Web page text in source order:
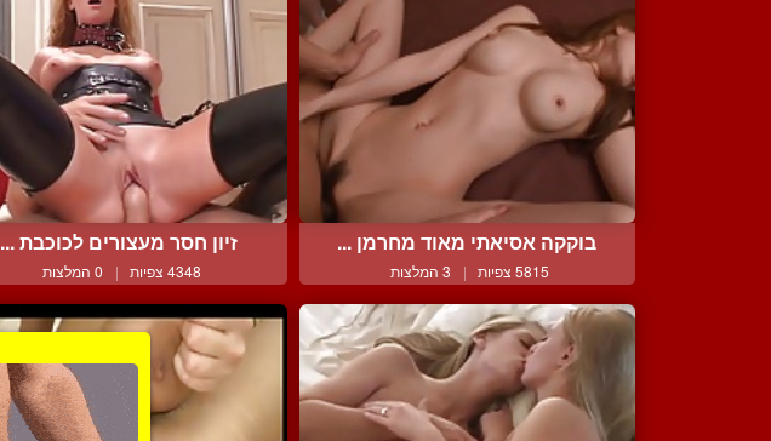
בוקקה אסיאתי מאוד מחרמן ...
5815 צפיות | 3 המלצות
זיון חסר מעצורים לכוכבת ...
4348 צפיות | 0 המלצות